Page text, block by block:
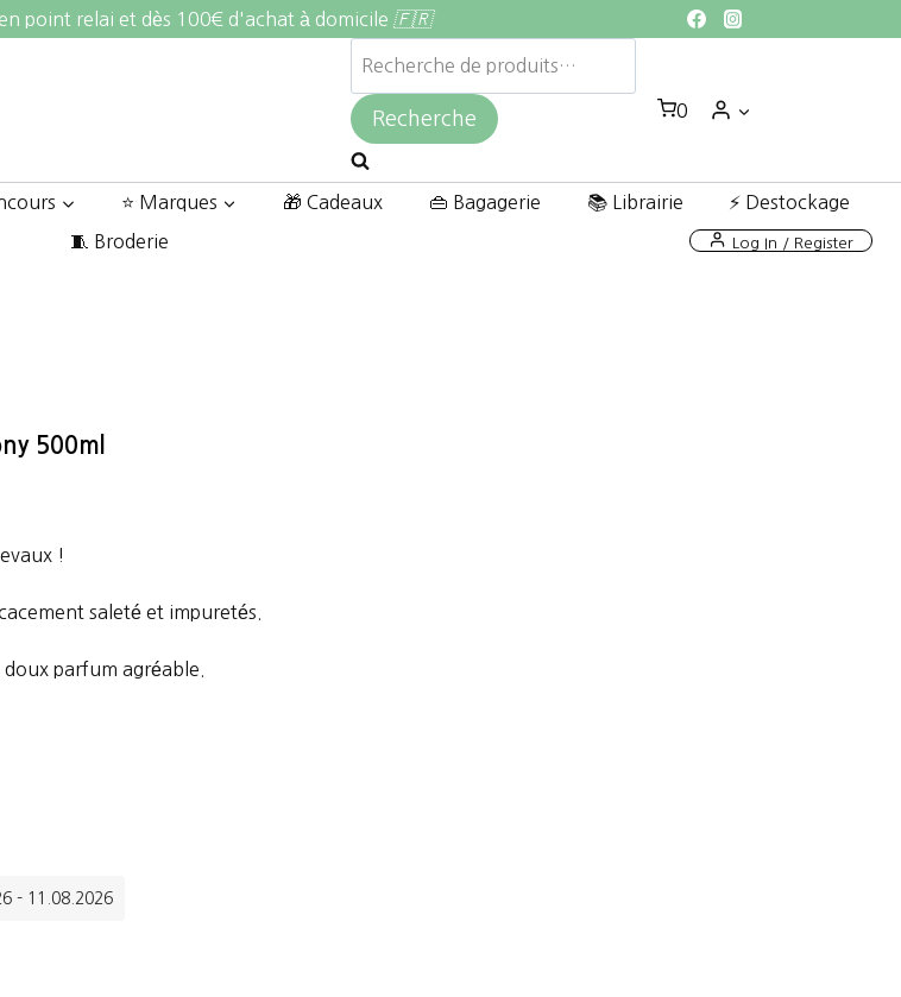
point relai et dès 100€ d'achat à domicile 🇫🇷
Recherche
pour :
Recherche 0
⭐ Marques 🎁 Cadeaux 👜 Bagagerie 📚 Librairie ⚡ Destockage
🧵 Broderie Log In / Register
500ml
!
saleté et impuretés.
parfum agréable.
- 11.08.2026